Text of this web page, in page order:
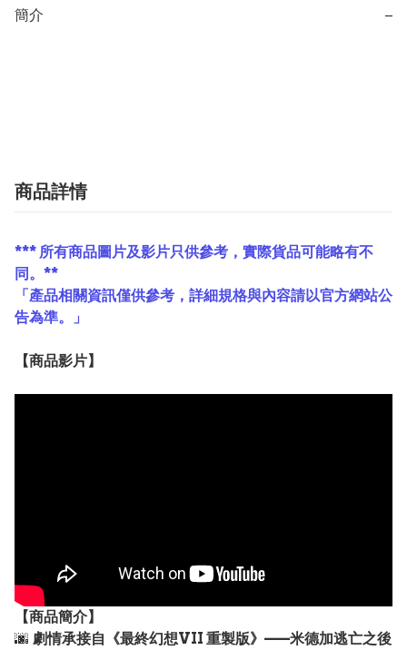
簡介 −
商品詳情
*** 所有商品圖片及影片只供參考，實際貨品可能略有不
同。**
「產品相關資訊僅供參考，詳細規格與內容請以官方網站公
告為準。」
【商品影片】
【商品簡介】
🌆 劇情承接自《最終幻想VII 重製版》——米德加逃亡之後